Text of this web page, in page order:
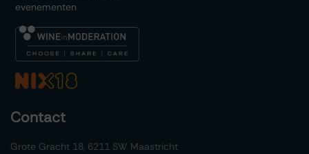
evenementen
Contact
Grote Gracht 18, 6211 SW Maastricht